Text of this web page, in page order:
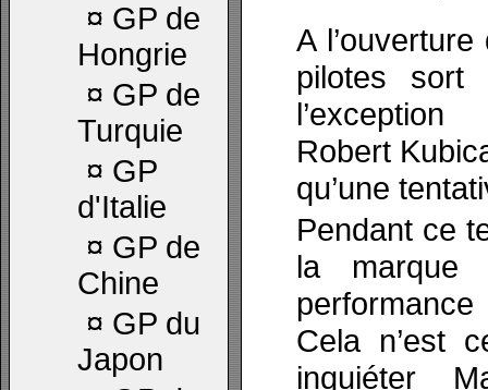
¤ GP de
Hongrie
¤ GP de
Turquie
¤ GP
d'Italie
¤ GP de
Chine
¤ GP du
Japon
A
pilotes
Robert
qu’une
Pendant ce
la marque
Cela n’est
inquiéter